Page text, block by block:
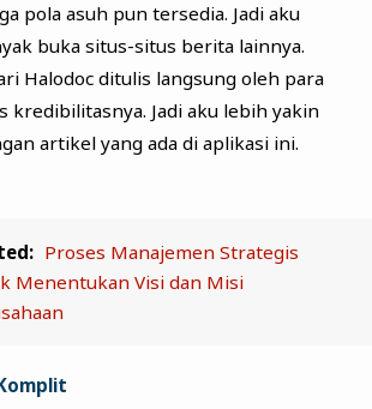
pola asuh pun tersedia. Jadi aku
buka situs-situs berita lainnya.
Halodoc ditulis langsung oleh para
kredibilitasnya. Jadi aku lebih yakin
artikel yang ada di aplikasi ini.
Proses Manajemen Strategis
Menentukan Visi dan Misi